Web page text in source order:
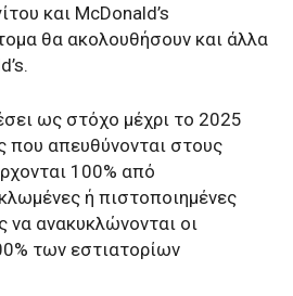
και McDonald’s
θα ακολουθήσουν και άλλα
ως στόχο μέχρι το 2025
που απευθύνονται στους
100% από
ή πιστοποιημένες
να ανακυκλώνονται οι
των εστιατορίων